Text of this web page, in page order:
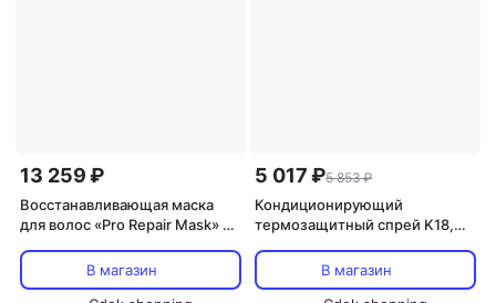
13 259 ₽
Восстанавливающая маска
для волос «Pro Repair Mask» от
В магазин
5 017 ₽5 853 ₽
Кондиционирующий
термозащитный спрей K18,
В магазин